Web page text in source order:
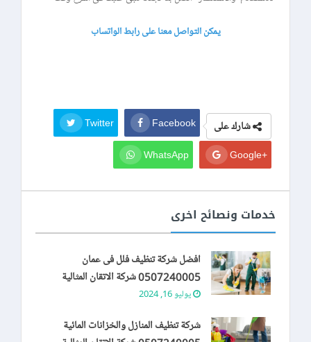
يمكن التواصل معنا على رابط الواتساب
شارك على Facebook
Twitter
+Google
WhatsApp
خدمات ونصائح اخرى
افضل شركة تنظيف فلل فى عمان
0507240005 شركة الاتقان المثالية
يوليو 16, 2024
شركة تنظيف المنازل والخزانات المائية